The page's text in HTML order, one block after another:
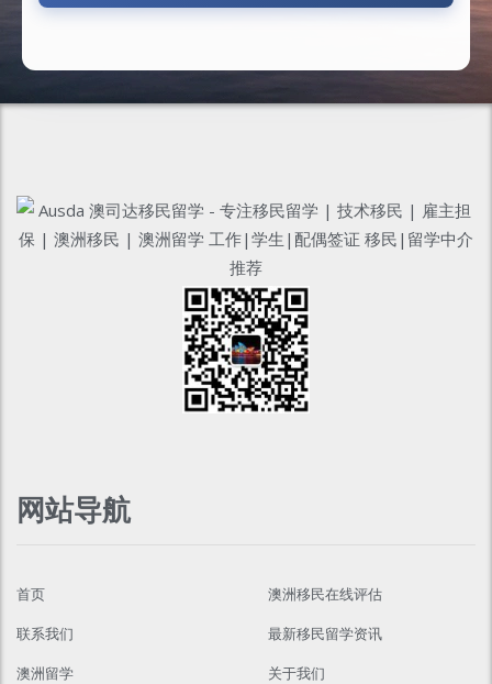
网站导航
首页
澳洲移民在线评估
联系我们
最新移民留学资讯
澳洲留学
关于我们